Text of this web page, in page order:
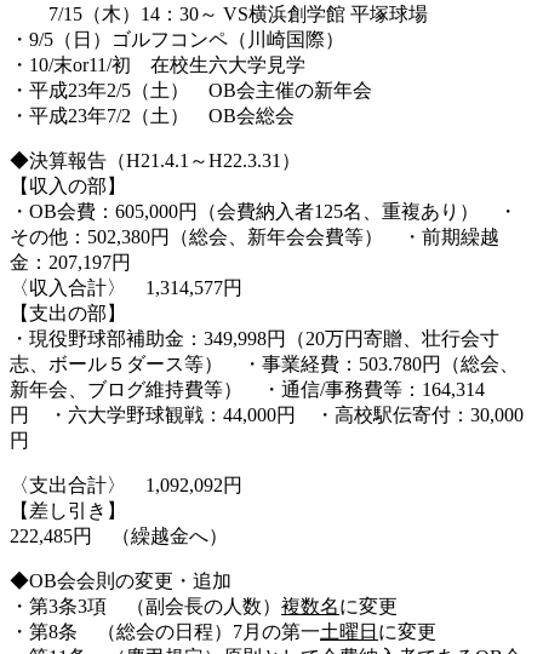
7/15（木）14：30～ VS横浜創学館 平塚球場
・9/5（日）ゴルフコンペ（川崎国際）
・10/末or11/初 在校生六大学見学
・平成23年2/5（土） OB会主催の新年会
・平成23年7/2（土） OB会総会
◆決算報告（H21.4.1～H22.3.31）
【収入の部】
・OB会費：605,000円（会費納入者125名、重複あり） ・
その他：502,380円（総会、新年会会費等） ・前期繰越
金：207,197円
〈収入合計〉 1,314,577円
【支出の部】
・現役野球部補助金：349,998円（20万円寄贈、壮行会寸
志、ボール５ダース等） ・事業経費：503.780円（総会、
新年会、ブログ維持費等） ・通信/事務費等：164,314
円 ・六大学野球観戦：44,000円 ・高校駅伝寄付：30,000
円
〈支出合計〉 1,092,092円
【差し引き】
222,485円 （繰越金へ）
◆OB会会則の変更・追加
・第3条3項 （副会長の人数） 複数名に変更
・第8条 （総会の日程）7月の第一土曜日 に変更